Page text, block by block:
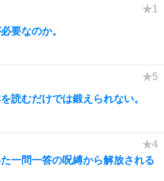
要なのか。
読むだけでは鍛えられない。
一問一答の呪縛から解放される